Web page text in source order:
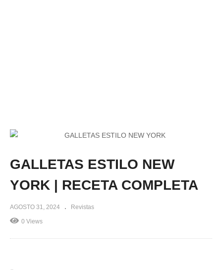
GALLETAS ESTILO NEW
YORK | RECETA COMPLETA
AGOSTO 31, 2024 Revistas
0 Views